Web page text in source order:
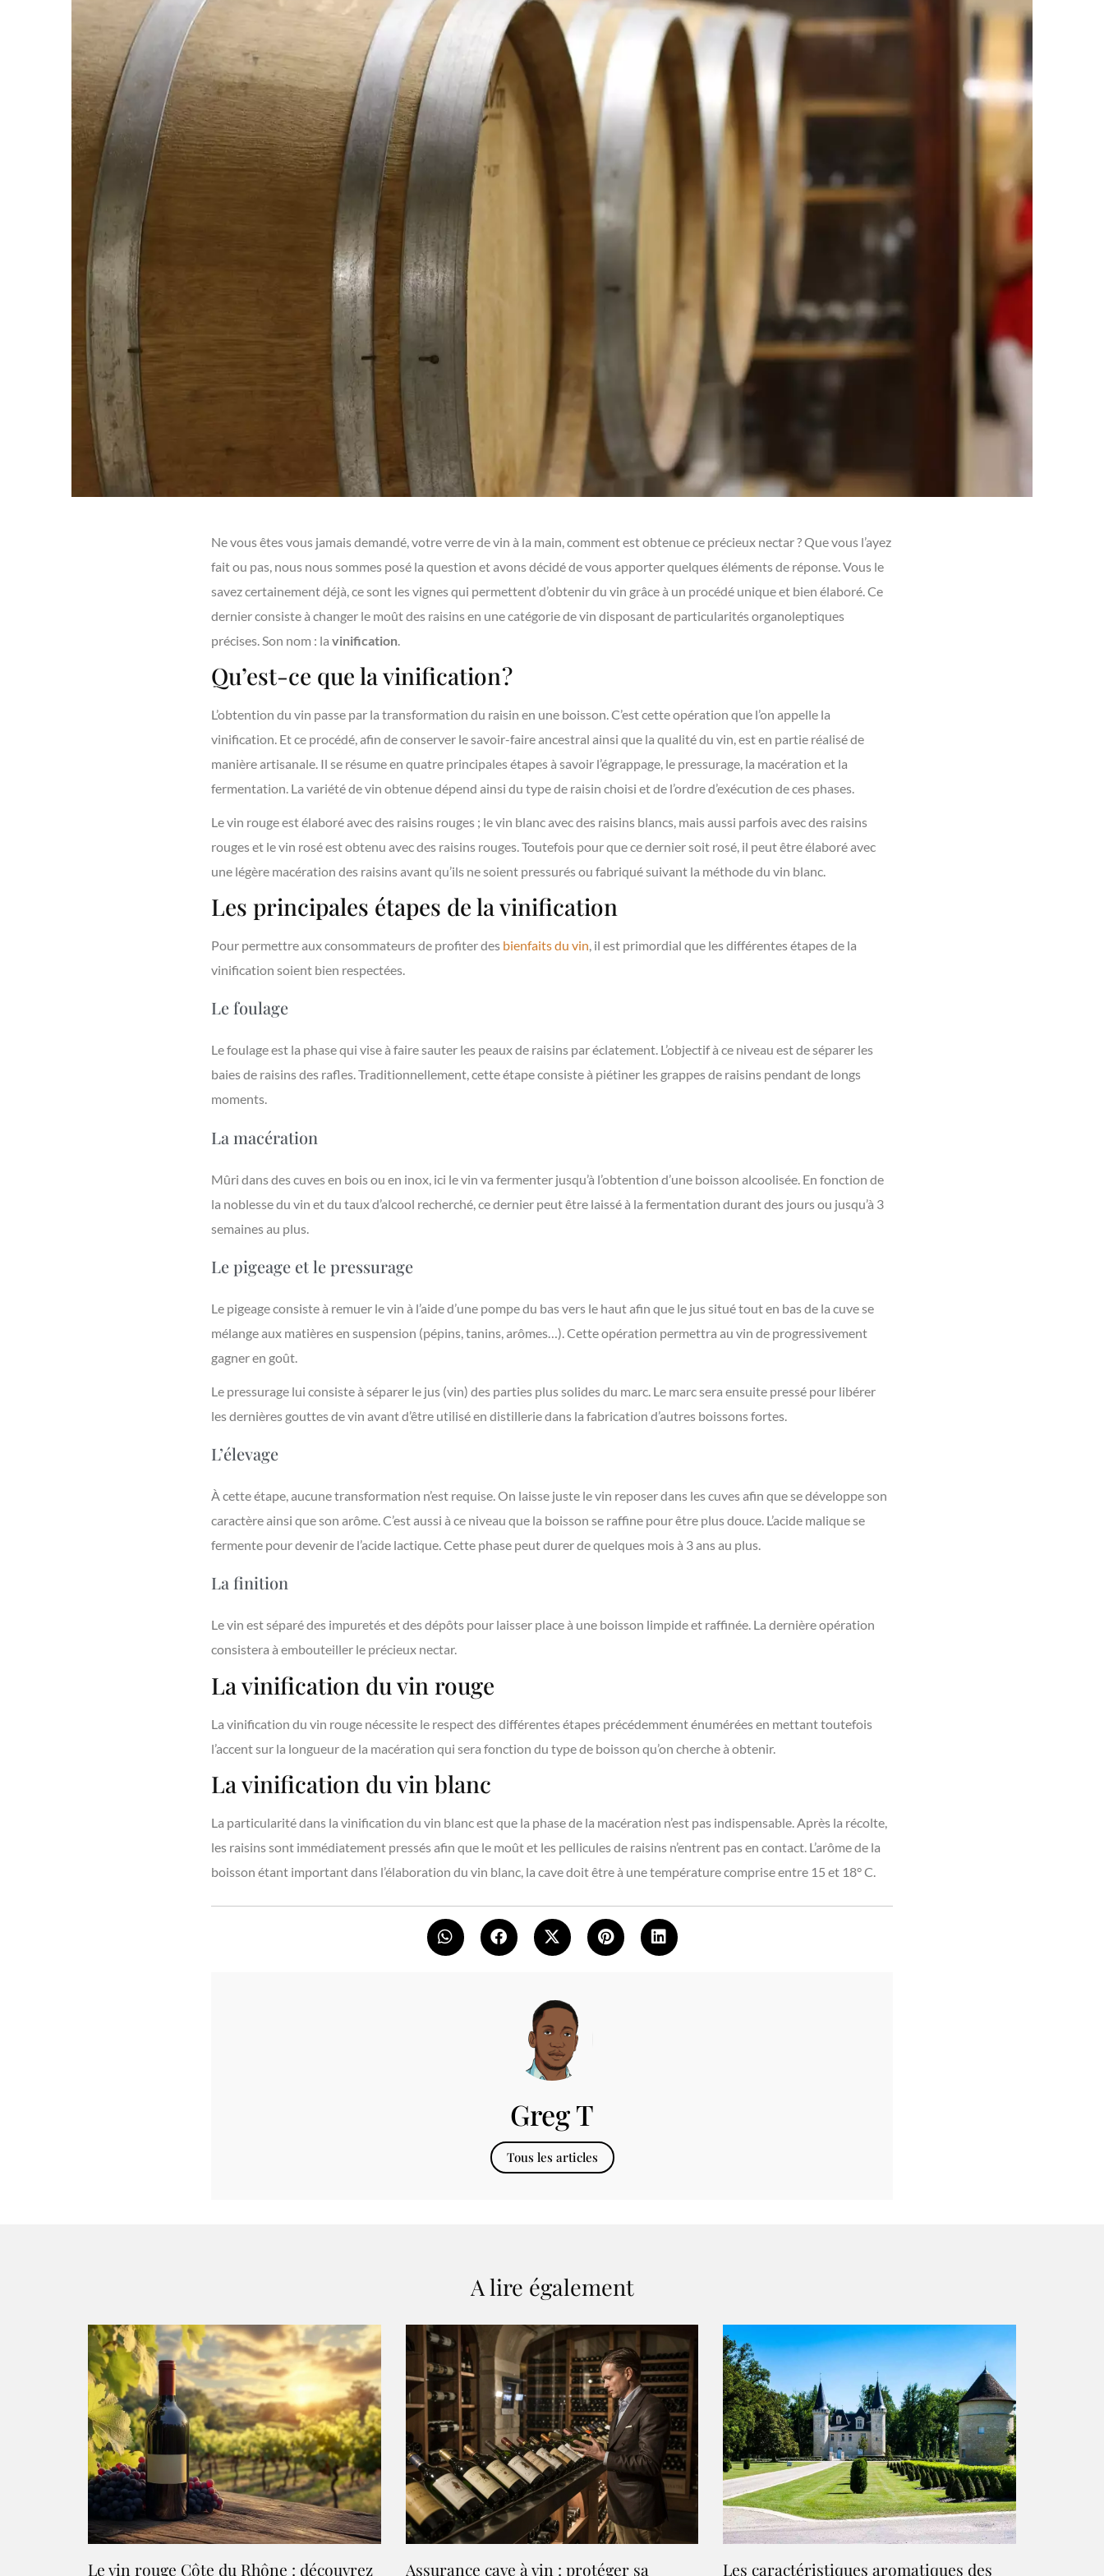
Ne vous êtes vous jamais demandé, votre verre de vin à la main, comment est obtenue ce précieux nectar ? Que vous l’ayez
fait ou pas, nous nous sommes posé la question et avons décidé de vous apporter quelques éléments de réponse. Vous le
savez certainement déjà, ce sont les vignes qui permettent d’obtenir du vin grâce à un procédé unique et bien élaboré. Ce
dernier consiste à changer le moût des raisins en une catégorie de vin disposant de particularités organoleptiques
précises. Son nom : la vinification
Qu’est-ce que la vinification ?
L’obtention du vin passe par la transformation du raisin en une boisson. C’est cette opération que l’on appelle la
vinification. Et ce procédé, afin de conserver le savoir-faire ancestral ainsi que la qualité du vin, est en partie réalisé de
manière artisanale. Il se résume en quatre principales étapes à savoir l’égrappage, le pressurage, la macération et la
fermentation. La variété de vin obtenue dépend ainsi du type de raisin choisi et de l’ordre d’exécution de ces phases.
Le vin rouge est élaboré avec des raisins rouges ; le vin blanc avec des raisins blancs, mais aussi parfois avec des raisins
rouges et le vin rosé est obtenu avec des raisins rouges. Toutefois pour que ce dernier soit rosé, il peut être élaboré avec
une légère macération des raisins avant qu’ils ne soient pressurés ou fabriqué suivant la méthode du vin blanc.
Les principales étapes de la vinification
Pour permettre aux consommateurs de profiter des bienfaits du vin, il est primordial que les différentes étapes de la
vinification soient bien respectées.
Le foulage
Le foulage est la phase qui vise à faire sauter les peaux de raisins par éclatement. L’objectif à ce niveau est de séparer les
baies de raisins des rafles. Traditionnellement, cette étape consiste à piétiner les grappes de raisins pendant de longs
moments.
La macération
Mûri dans des cuves en bois ou en inox, ici le vin va fermenter jusqu’à l’obtention d’une boisson alcoolisée. En fonction de
la noblesse du vin et du taux d’alcool recherché, ce dernier peut être laissé à la fermentation durant des jours ou jusqu’à 3
semaines au plus.
Le pigeage et le pressurage
Le pigeage consiste à remuer le vin à l’aide d’une pompe du bas vers le haut afin que le jus situé tout en bas de la cuve se
mélange aux matières en suspension (pépins, tanins, arômes…). Cette opération permettra au vin de progressivement
gagner en goût.
Le pressurage lui consiste à séparer le jus (vin) des parties plus solides du marc. Le marc sera ensuite pressé pour libérer
les dernières gouttes de vin avant d’être utilisé en distillerie dans la fabrication d’autres boissons fortes.
L’élevage
À cette étape, aucune transformation n’est requise. On laisse juste le vin reposer dans les cuves afin que se développe son
caractère ainsi que son arôme. C’est aussi à ce niveau que la boisson se raffine pour être plus douce. L’acide malique se
fermente pour devenir de l’acide lactique. Cette phase peut durer de quelques mois à 3 ans au plus.
La finition
Le vin est séparé des impuretés et des dépôts pour laisser place à une boisson limpide et raffinée. La dernière opération
consistera à embouteiller le précieux nectar.
La vinification du vin rouge
La vinification du vin rouge nécessite le respect des différentes étapes précédemment énumérées en mettant toutefois
l’accent sur la longueur de la macération qui sera fonction du type de boisson qu’on cherche à obtenir.
La vinification du vin blanc
La particularité dans la vinification du vin blanc est que la phase de la macération n’est pas indispensable. Après la récolte,
les raisins sont immédiatement pressés afin que le moût et les pellicules de raisins n’entrent pas en contact. L’arôme de la
boisson étant important dans l’élaboration du vin blanc, la cave doit être à une température comprise entre 15 et 18° C.
Greg T
Tous les articles
A lire également
Le vin rouge Côte du Rhône : découvrez Assurance cave à vin : protéger sa Les caractéristiques aromatiques des